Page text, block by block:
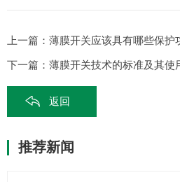
上一篇： 薄膜开关应该具有哪些保护
下一篇： 薄膜开关技术的标准及其使
返回
推荐新闻